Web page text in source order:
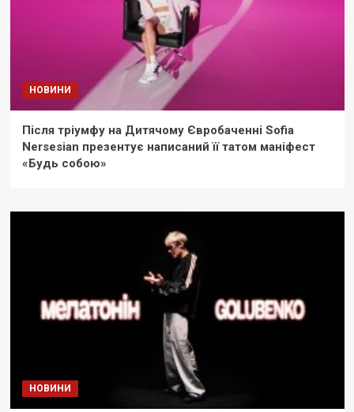
НОВИНИ
Після тріумфу на Дитячому Євробаченні Sofia
Nersesian презентує написаний її татом маніфест
«Будь собою»
НОВИНИ